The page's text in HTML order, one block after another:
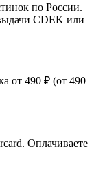
по России.
CDEK или
от 490 ₽ (от 490
Оплачиваете